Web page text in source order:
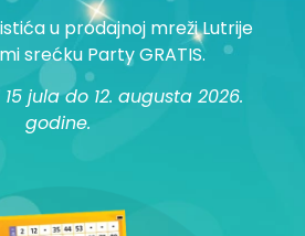
u prodajnoj mreži Lutrije
srećku Party GRATIS.
jula do 12. augusta 2026.
godine.